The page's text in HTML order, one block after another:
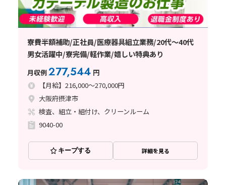
寮費半額補助/正社員/医療器具組立業務/20代～40代
男女活躍中/寮完備/軽作業/嬉しい特典あり
月収例277,544 円
【月給】216,000～270,000円
大阪府摂津市
検査、組立・組付け、クリーンルーム
9040-00
キープする 詳細を見る